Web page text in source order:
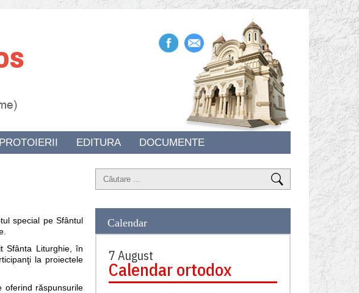
PROTOIERII EDITURA DOCUMENTE
special pe Sfântul
Sfânta Liturghie, în
la proiectele
oferind răspunsurile
Calendar
7 August
Calendar ortodox